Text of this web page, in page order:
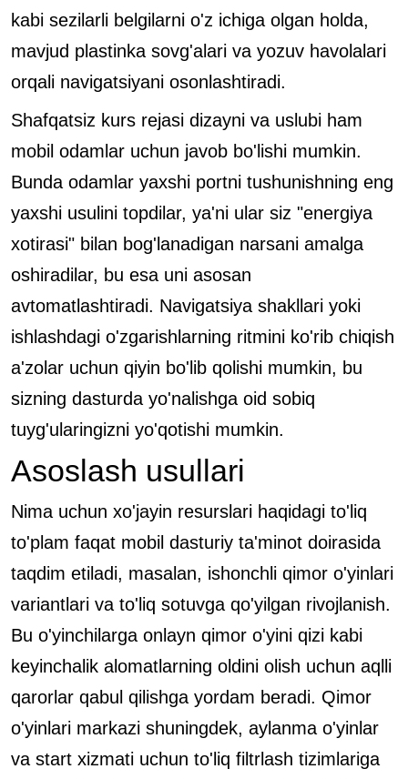
kabi sezilarli belgilarni o'z ichiga olgan holda,
mavjud plastinka sovg'alari va yozuv havolalari
orqali navigatsiyani osonlashtiradi.
Shafqatsiz kurs rejasi dizayni va uslubi ham
mobil odamlar uchun javob bo'lishi mumkin.
Bunda odamlar yaxshi portni tushunishning eng
yaxshi usulini topdilar, ya'ni ular siz "energiya
xotirasi" bilan bog'lanadigan narsani amalga
oshiradilar, bu esa uni asosan
avtomatlashtiradi. Navigatsiya shakllari yoki
ishlashdagi o'zgarishlarning ritmini ko'rib chiqish
a'zolar uchun qiyin bo'lib qolishi mumkin, bu
sizning dasturda yo'nalishga oid sobiq
tuyg'ularingizni yo'qotishi mumkin.
Asoslash usullari
Nima uchun xo'jayin resurslari haqidagi to'liq
to'plam faqat mobil dasturiy ta'minot doirasida
taqdim etiladi, masalan, ishonchli qimor o'yinlari
variantlari va to'liq sotuvga qo'yilgan rivojlanish.
Bu o'yinchilarga onlayn qimor o'yini qizi kabi
keyinchalik alomatlarning oldini olish uchun aqlli
qarorlar qabul qilishga yordam beradi. Qimor
o'yinlari markazi shuningdek, aylanma o'yinlar
va start xizmati uchun to'liq filtrlash tizimlariga